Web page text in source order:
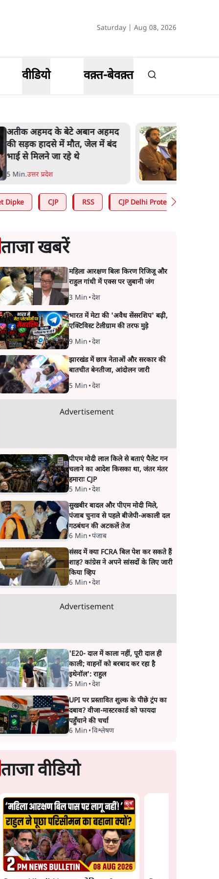
Saturday | Aug 08, 2026
वीडियो वक़्त-बेवक़्त
कॉकरोच जनता पार्टी ने की देशव्यापी
अभियान की घोषणा- 'क्या बोलती
पब्लिक'
4 Min.देश
Dipke CJP RSS CJP Delhi Protest
ताजा खबरें
महिला आरक्षण बिलः किरण रिजिजू और
राहुल गांधी में एक्स पर ज़ुबानी जंग
3 Min •देश
भारत में मेटा की 'अवैध सेंसरशिप' बढ़ी,
एक्टिविस्ट टेलीग्राम की तरफ मुड़े
9 Min •देश
झारखंड में छात्र नेताओं और सरकार की
बातचीत बेनतीजा, आंदोलन जारी
5 Min •देश
Advertisement
पीएम मोदी लाल किले से बताएं पैलेट गन
चलाने का आदेश किसका था, जंतर मंतर
हमाराः CJP
5 Min •देश
सुखबीर बादल और पीएम मोदी मिले,
पंजाब चुनाव से पहले बीजेपी-अकाली दल
गठबंधन की अटकलें तेज
6 Min •पंजाब
संसद में क्या FCRA बिल पेश कर सकते हैं
शाह? कांग्रेस ने अपने सांसदों के लिए जारी
किया व्हिप
6 Min •देश
Advertisement
'E20- दाल में काला नहीं, पूरी दाल ही
काली; वाहनों को बरबाद कर रहा है
इथेनॉल': राहुल
5 Min •देश
UPI पर प्रस्तावित शुल्क के पीछे ट्रंप का
दबाव? वीजा-मास्टरकार्ड को फायदा
पहुँचाने की चर्चा
6 Min •विश्लेषण
ताजा वीडियो